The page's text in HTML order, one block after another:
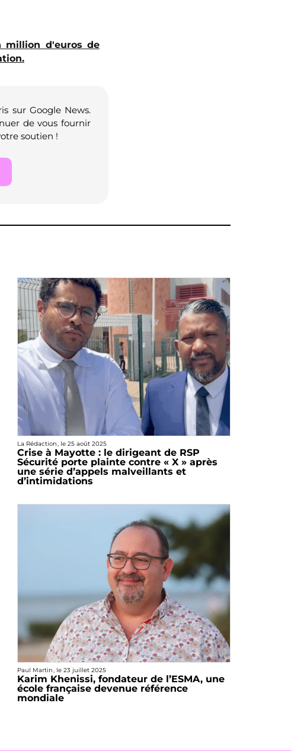
million d'euros de
sur Google News.
de vous fournir
soutien !
La Rédaction, le 25 août 2025
Crise à Mayotte : le dirigeant de RSP
Sécurité porte plainte contre « X » après
une série d’appels malveillants et
d’intimidations
Paul Martin, le 23 juillet 2025
Karim Khenissi, fondateur de l’ESMA, une
école française devenue référence
mondiale